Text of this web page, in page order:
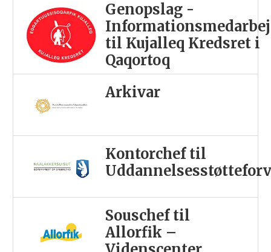
Genopslag -
til Kujalleq Kredsret i
Qaqortoq
Arkivar
Kontorchef til
Souschef til
Allorfik –